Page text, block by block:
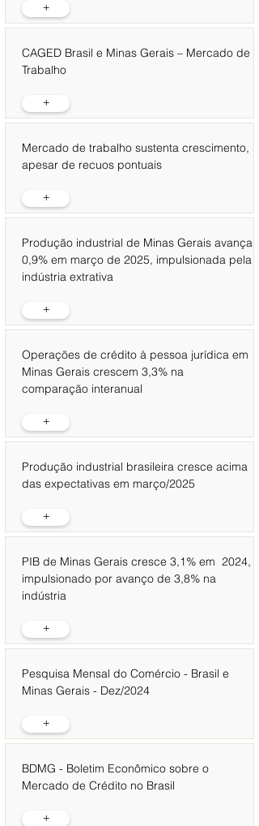
+
CAGED Brasil e Minas Gerais – Mercado de
Trabalho
+
Mercado de trabalho sustenta crescimento,
apesar de recuos pontuais
+
Produção industrial de Minas Gerais avança
0,9% em março de 2025, impulsionada pela
indústria extrativa
+
Operações de crédito à pessoa jurídica em
Minas Gerais crescem 3,3% na
comparação interanual
+
Produção industrial brasileira cresce acima
das expectativas em março/2025
+
PIB de Minas Gerais cresce 3,1% em 2024,
impulsionado por avanço de 3,8% na
indústria
+
Pesquisa Mensal do Comércio - Brasil e
Minas Gerais - Dez/2024
+
BDMG - Boletim Econômico sobre o
Mercado de Crédito no Brasil
+